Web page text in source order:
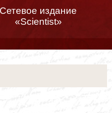
Сетевое издание
«Scientist»